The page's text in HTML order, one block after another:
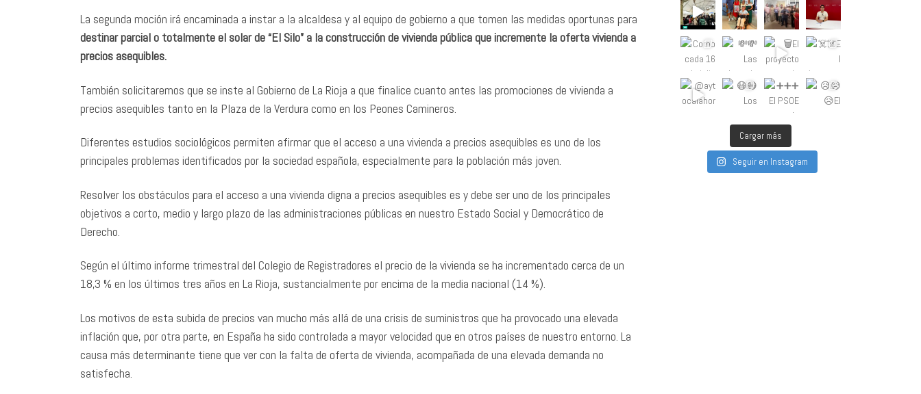
La segunda moción irá encaminada a instar a la alcaldesa y al equipo de gobierno a que tomen las medidas oportunas para
destinar parcial o totalmente el solar de “El Silo” a la construcción de vivienda pública que incremente la oferta vivienda a
precios asequibles.
También solicitaremos que se inste al Gobierno de La Rioja a que finalice cuanto antes las promociones de vivienda a
precios asequibles tanto en la Plaza de la Verdura como en los Peones Camineros.
Diferentes estudios sociológicos permiten afirmar que el acceso a una vivienda a precios asequibles es uno de los
principales problemas identificados por la sociedad española, especialmente para la población más joven.
Resolver los obstáculos para el acceso a una vivienda digna a precios asequibles es y debe ser uno de los principales
objetivos a corto, medio y largo plazo de las administraciones públicas en nuestro Estado Social y Democrático de
Derecho.
Según el último informe trimestral del Colegio de Registradores el precio de la vivienda se ha incrementado cerca de un
18,3 % en los últimos tres años en La Rioja, sustancialmente por encima de la media nacional (14 %).
Los motivos de esta subida de precios van mucho más allá de una crisis de suministros que ha provocado una elevada
inflación que, por otra parte, en España ha sido controlada a mayor velocidad que en otros países de nuestro entorno. La
causa más determinante tiene que ver con la falta de oferta de vivienda, acompañada de una elevada demanda no
satisfecha.
Cargar más
Seguir en Instagram